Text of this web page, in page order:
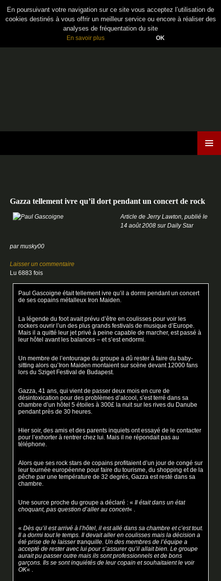
En poursuivant votre navigation sur ce site vous acceptez l’utilisation de
cookies destinés à vous offrir un meilleur service ou encore à réaliser des
analyses de fréquentation du site
En savoir plus OK
Gazza tellement ivre qu’il dort pendant un concert de rock
Article de Jerry Lawton, publié le
14 août 2008 sur Daily Star
par musky00
Laisser un commentaire
Lu 6883 fois
Paul Gascoigne était tellement ivre qu’il a dormi pendant un concert
de ses copains métalleux Iron Maiden.
La légende du foot avait prévu d’être en coulisses pour voir les
rockers ouvrir l’un des plus grands festivals de musique d’Europe.
Mais il a quitté leur jet privé à peine capable de marcher, est passé à
leur hôtel avant les balances – et s’est endormi.
Un membre de l’entourage du groupe a dû rester à faire du baby-
sitting alors qu’Iron Maiden montaient sur scène devant 12000 fans
lors du Sziget Festival de Budapest.
Gazza, 41 ans, qui vient de passer deux mois en cure de
désintoxication pour des problèmes d’alcool, s’est terré dans sa
chambre d’un hôtel 5 étoiles à 300£ la nuit sur les rives du Danube
pendant près de 30 heures.
Hier soir, des amis et des parents inquiets ont essayé de le contacter
pour l’exhorter à rentrer chez lui. Mais il ne répondait pas au
téléphone.
Alors que ses rock stars de copains profitaient d’un jour de congé sur
leur tournée européenne pour faire du tourisme, du shopping et de la
pêche par une température de 32 degrés, Gazza est resté dans sa
chambre.
Une source proche du groupe a déclaré : « Il était dans un état
choquant, pas question d’aller au concert« .
« Dès qu’il est arrivé à l’hôtel, il est allé dans sa chambre et c’est tout.
Il a dormi tout le temps. Il devait aller en coulisses mais la décision a
été prise de le laisser tranquille. Un des membres de l’équipe a
accepté de rester avec lui pour s’assurer qu’il allait bien. Le groupe
aurait pu passer outre mais ils sont professionnels et de bons
garçons. Ils se sont inquiétés de leur copain et souhaitaient le voir
OK« .